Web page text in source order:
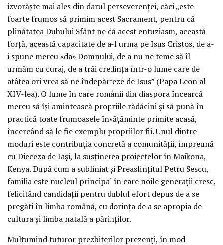
izvorăște mai ales din darul perseverenței, căci „este
foarte frumos să primim acest Sacrament, pentru că
plinătatea Duhului Sfânt ne dă acest entuziasm, această
forță, această capacitate de a-l urma pe Isus Cristos, de a-
i spune mereu «da» Domnului, de a nu ne teme să îl
urmăm cu curaj, de a trăi credința într-o lume care de
atâtea ori vrea să ne îndepărteze de Isus” (Papa Leon al
XIV-lea). O lume în care românii din diaspora încearcă
mereu să își amintească propriile rădăcini și să pună în
practică toate frumoasele învățăminte primite acasă,
încercând să le fie exemplu propriilor fii. Unul dintre
moduri este contribuția concretă a comunității, împreună
cu Dieceza de Iași, la susținerea proiectelor în Maikona,
Kenya. După cum a subliniat și Preasfințitul Petru Sescu,
familia este nucleul principal în care noile generații cresc,
felicitând candidații pentru dublul efort depus de a se
pregăti în limba română, cu dorința de a se apropia de
cultura și limba natală a părinților.
Mulțumind tuturor prezbiterilor prezenți, în mod